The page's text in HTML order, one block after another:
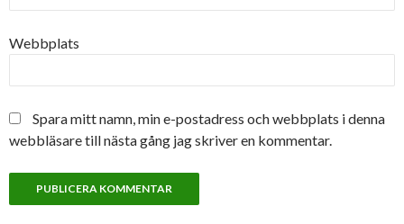
Webbplats
Spara mitt namn, min e-postadress och webbplats i denna
webbläsare till nästa gång jag skriver en kommentar.